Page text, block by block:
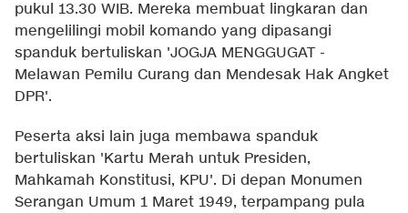
pukul 13.30 WIB. Mereka membuat lingkaran dan
mengelilingi mobil komando yang dipasangi
spanduk bertuliskan 'JOGJA MENGGUGAT -
Melawan Pemilu Curang dan Mendesak Hak Angket
DPR'.
Peserta aksi lain juga membawa spanduk
bertuliskan 'Kartu Merah untuk Presiden,
Mahkamah Konstitusi, KPU'. Di depan Monumen
Serangan Umum 1 Maret 1949, terpampang pula